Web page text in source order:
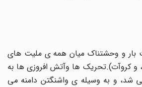
و وحشتناک میان همه ی ملیت های
ها وآتش افروزی ها به
شد، و به وسیله ی واشنگتن دامنه می